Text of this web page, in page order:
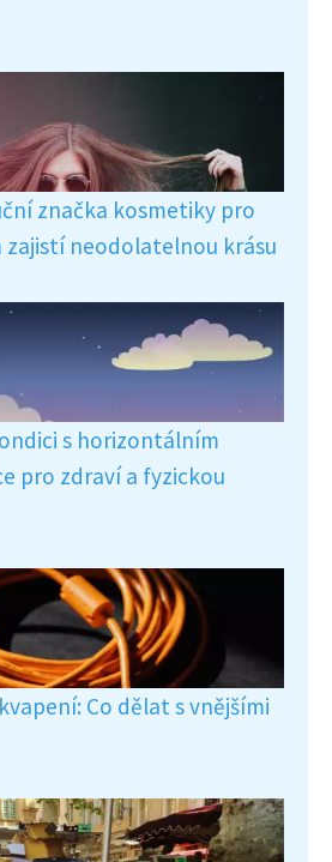
značka kosmetiky pro
zajistí neodolatelnou krásu
s horizontálním
pro zdraví a fyzickou
Co dělat s vnějšími